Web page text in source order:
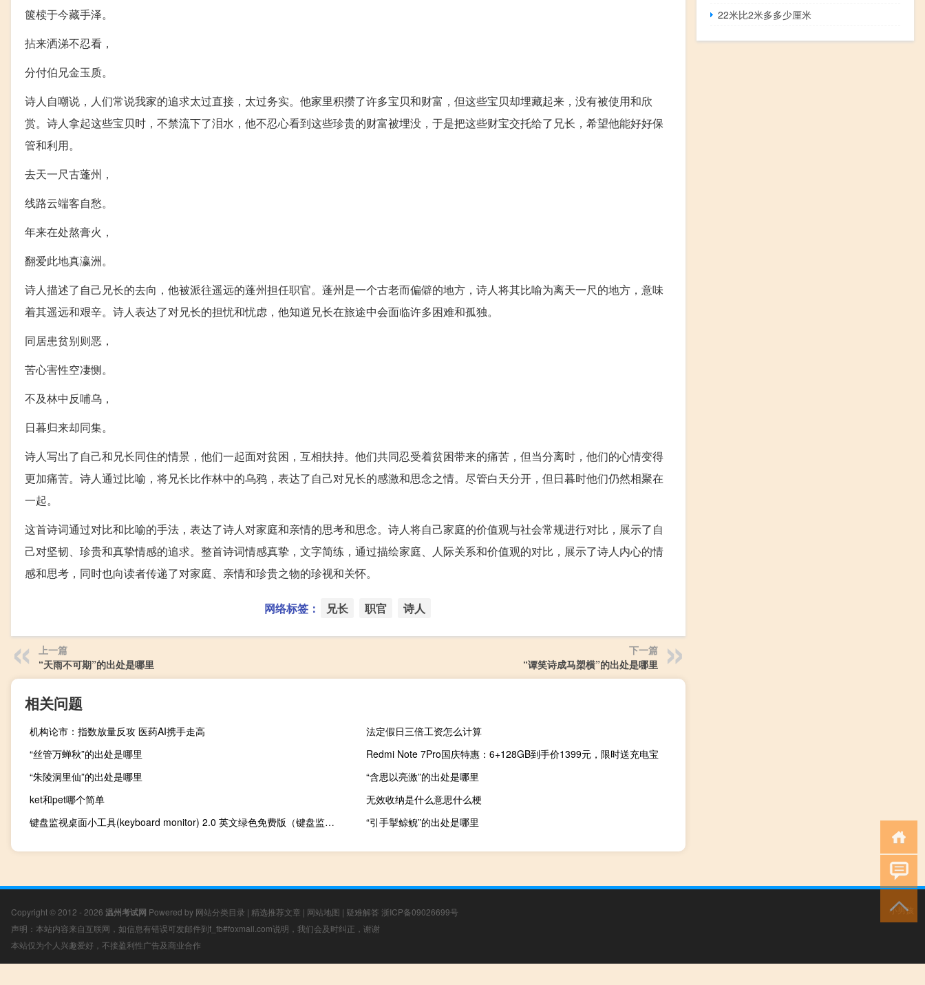
箧椟于今藏手泽。
拈来洒涕不忍看，
分付伯兄金玉质。
诗人自嘲说，人们常说我家的追求太过直接，太过务实。他家里积攒了许多宝贝和财富，但这些宝贝却埋藏起来，没有被使用和欣
赏。诗人拿起这些宝贝时，不禁流下了泪水，他不忍心看到这些珍贵的财富被埋没，于是把这些财宝交托给了兄长，希望他能好好保
管和利用。
去天一尺古蓬州，
线路云端客自愁。
年来在处熬膏火，
翻爱此地真瀛洲。
诗人描述了自己兄长的去向，他被派往遥远的蓬州担任职官。蓬州是一个古老而偏僻的地方，诗人将其比喻为离天一尺的地方，意味
着其遥远和艰辛。诗人表达了对兄长的担忧和忧虑，他知道兄长在旅途中会面临许多困难和孤独。
同居患贫别则恶，
苦心害性空凄恻。
不及林中反哺乌，
日暮归来却同集。
诗人写出了自己和兄长同住的情景，他们一起面对贫困，互相扶持。他们共同忍受着贫困带来的痛苦，但当分离时，他们的心情变得
更加痛苦。诗人通过比喻，将兄长比作林中的乌鸦，表达了自己对兄长的感激和思念之情。尽管白天分开，但日暮时他们仍然相聚在
一起。
这首诗词通过对比和比喻的手法，表达了诗人对家庭和亲情的思考和思念。诗人将自己家庭的价值观与社会常规进行对比，展示了自
己对坚韧、珍贵和真挚情感的追求。整首诗词情感真挚，文字简练，通过描绘家庭、人际关系和价值观的对比，展示了诗人内心的情
感和思考，同时也向读者传递了对家庭、亲情和珍贵之物的珍视和关怀。
网络标签： 兄长 职官 诗人
上一篇
“天雨不可期”的出处是哪里
下一篇
“谭笑诗成马槊横”的出处是哪里
相关问题
机构论市：指数放量反攻 医药AI携手走高
法定假日三倍工资怎么计算
“丝管万蝉秋”的出处是哪里
Redmi Note 7Pro国庆特惠：6+128GB到手价1399元，限时送充电宝
“朱陵洞里仙”的出处是哪里
“含思以亮激”的出处是哪里
ket和pet哪个简单
无效收纳是什么意思什么梗
键盘监视桌面小工具(keyboard monitor) 2.0 英文绿色免费版（键盘监视桌面小工具(keyboard monitor) 2.0 英文绿色免费版功能简介）
“引手掣鲸鲵”的出处是哪里
22米比2米多多少厘米
Copyright © 2012 - 2026 温州考试网 Powered by 网站分类目录 | 精选推荐文章 | 网站地图 | 疑难解答 浙ICP备09026699号
声明：本站内容来自互联网，如信息有错误可发邮件到f_fb#foxmail.com说明，我们会及时纠正，谢谢
本站仅为个人兴趣爱好，不接盈利性广告及商业合作
小男孩